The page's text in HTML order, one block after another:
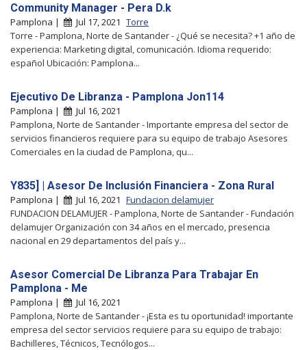
Community Manager - Pera D.k
Pamplona | Jul 17, 2021 Torre
Torre - Pamplona, Norte de Santander - ¿Qué se necesita? +1 año de
experiencia: Marketing digital, comunicación. Idioma requerido:
español Ubicación: Pamplona...
Ejecutivo De Libranza - Pamplona Jon114
Pamplona |
Jul 16, 2021
Pamplona, Norte de Santander - Importante empresa del sector de
servicios financieros requiere para su equipo de trabajo Asesores
Comerciales en la ciudad de Pamplona, qu...
Y835] | Asesor De Inclusión Financiera - Zona Rural
Pamplona | Jul 16, 2021 Fundacion delamujer
FUNDACION DELAMUJER - Pamplona, Norte de Santander - Fundación
delamujer Organización con 34 años en el mercado, presencia
nacional en 29 departamentos del país y...
Asesor Comercial De Libranza Para Trabajar En
Pamplona - Me
Pamplona |
Jul 16, 2021
Pamplona, Norte de Santander - ¡Esta es tu oportunidad! importante
empresa del sector servicios requiere para su equipo de trabajo:
Bachilleres, Técnicos, Tecnólogos...